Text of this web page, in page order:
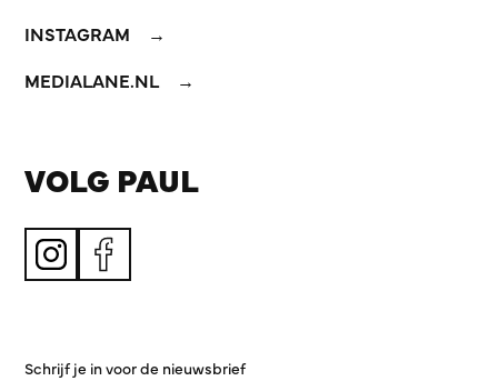
INSTAGRAM
MEDIALANE.NL
VOLG PAUL
Schrijf je in voor de nieuwsbrief